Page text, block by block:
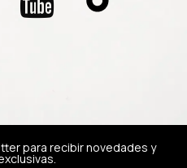
para recibir novedades y